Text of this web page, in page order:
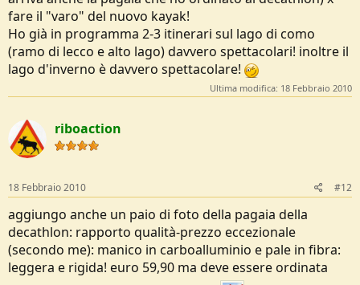
fare il "varo" del nuovo kayak!
Ho già in programma 2-3 itinerari sul lago di como
(ramo di lecco e alto lago) davvero spettacolari! inoltre il
lago d'inverno è davvero spettacolare!
Ultima modifica: 18 Febbraio 2010
riboaction
18 Febbraio 2010 #12
aggiungo anche un paio di foto della pagaia della
decathlon: rapporto qualità-prezzo eccezionale
(secondo me): manico in carboalluminio e pale in fibra:
leggera e rigida! euro 59,90 ma deve essere ordinata